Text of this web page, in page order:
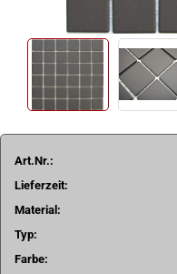
Art.Nr.:
Lieferzeit:
Material:
Typ:
Farbe: